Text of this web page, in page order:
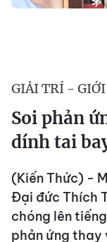
GIẢI TRÍ -
Soi phản
dính tai
(Kiến Thức) -
Đại đức Thích
chóng lên
phản ứng thay